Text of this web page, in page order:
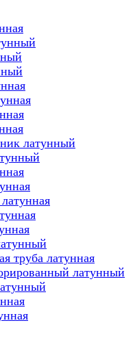
латунный
труба латунная
латунный